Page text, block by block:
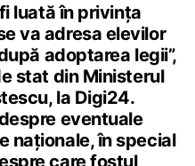
luată în privința
va adresa elevilor
adoptarea legii”,
stat din Ministerul
la Digi24.
eventuale
naționale, în special
care fostul